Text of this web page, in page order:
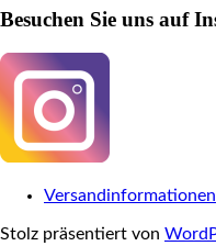
Besuchen Sie uns auf
Versandinformationen
Stolz präsentiert von